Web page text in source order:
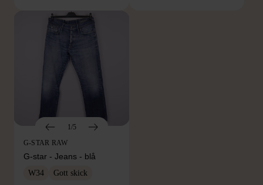
1/5
G-STAR RAW
G-star - Jeans - blå
W34 Gott skick